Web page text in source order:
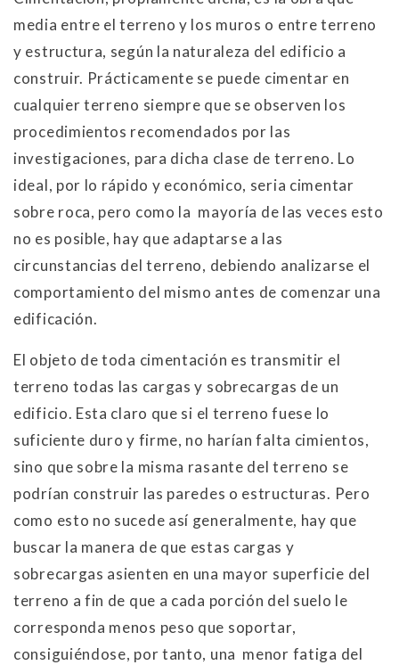
media entre el terreno y los muros o entre terreno
y estructura, según la naturaleza del edificio a
construir. Prácticamente se puede cimentar en
cualquier terreno siempre que se observen los
procedimientos recomendados por las
investigaciones, para dicha clase de terreno. Lo
ideal, por lo rápido y económico, seria cimentar
sobre roca, pero como la mayoría de las veces esto
no es posible, hay que adaptarse a las
circunstancias del terreno, debiendo analizarse el
comportamiento del mismo antes de comenzar una
edificación.
El objeto de toda cimentación es transmitir el
terreno todas las cargas y sobrecargas de un
edificio. Esta claro que si el terreno fuese lo
suficiente duro y firme, no harían falta cimientos,
sino que sobre la misma rasante del terreno se
podrían construir las paredes o estructuras. Pero
como esto no sucede así generalmente, hay que
buscar la manera de que estas cargas y
sobrecargas asienten en una mayor superficie del
terreno a fin de que a cada porción del suelo le
corresponda menos peso que soportar,
consiguiéndose, por tanto, una menor fatiga del